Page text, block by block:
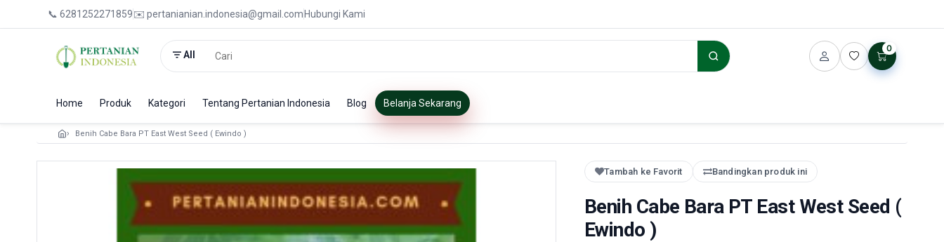
📞 6281252271859✉️ pertanianian.indonesia@gmail.com Hubungi Kami
All
0
Home Produk Kategori Tentang Pertanian Indonesia Blog Belanja Sekarang
Benih Cabe Bara PT East West Seed ( Ewindo )
Tambah ke Favorit Bandingkan produk ini
Benih Cabe Bara PT East West Seed (
Ewindo )